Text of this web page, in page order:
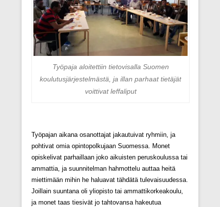
Työpaja aloitettiin tietovisalla Suomen
koulutusjärjestelmästä, ja illan parhaat tietäjät
voittivat leffaliput
Työpajan aikana osanottajat jakautuivat ryhmiin, ja
pohtivat omia opintopolkujaan Suomessa. Monet
opiskelivat parhaillaan joko aikuisten peruskoulussa tai
ammattia, ja suunnitelman hahmottelu auttaa heitä
miettimään mihin he haluavat tähdätä tulevaisuudessa.
Joillain suuntana oli yliopisto tai ammattikorkeakoulu,
ja monet taas tiesivät jo tahtovansa hakeutua